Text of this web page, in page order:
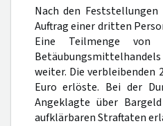
Nach den
Auftrag einer dritten
Eine Teilmenge
weiter. Die verbleibenden
Euro erlöste. Bei der
Angeklagte über
aufklärbaren Straftaten